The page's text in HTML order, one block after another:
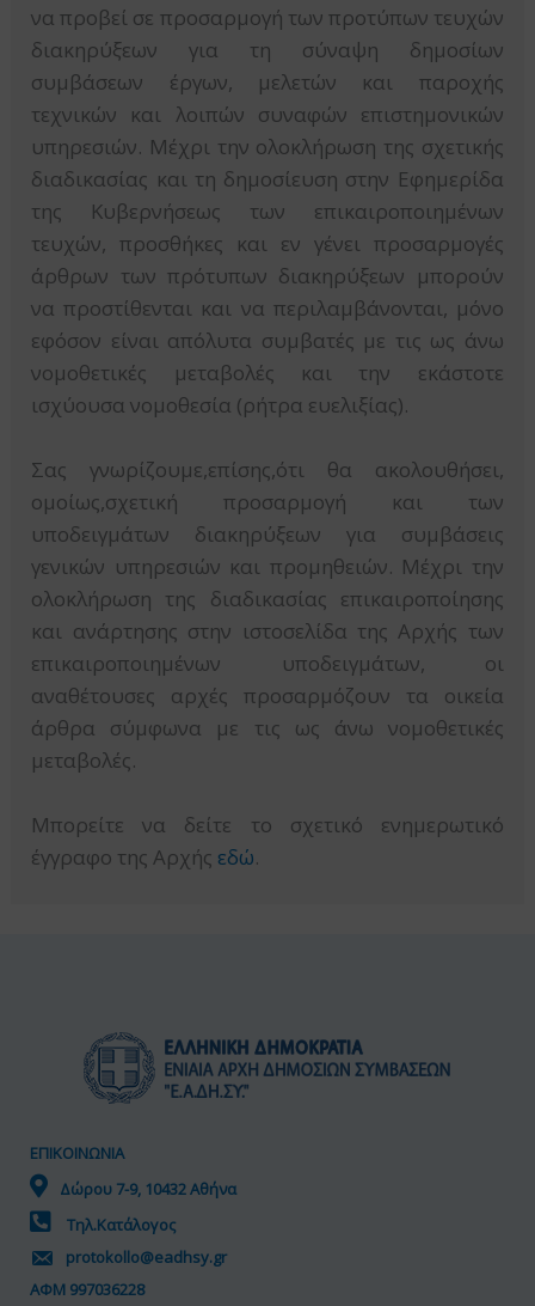
να προβεί σε προσαρμογή των προτύπων τευχών
διακηρύξεων για τη σύναψη δημοσίων
συμβάσεων έργων, μελετών και παροχής
τεχνικών και λοιπών συναφών επιστημονικών
υπηρεσιών. Μέχρι την ολοκλήρωση της σχετικής
διαδικασίας και τη δημοσίευση στην Εφημερίδα
της Κυβερνήσεως των επικαιροποιημένων
τευχών, προσθήκες και εν γένει προσαρμογές
άρθρων των πρότυπων διακηρύξεων μπορούν
να προστίθενται και να περιλαμβάνονται, μόνο
εφόσον είναι απόλυτα συμβατές με τις ως άνω
νομοθετικές μεταβολές και την εκάστοτε
ισχύουσα νομοθεσία (ρήτρα ευελιξίας).
Σας γνωρίζουμε,επίσης,ότι θα ακολουθήσει,
ομοίως,σχετική προσαρμογή και των
υποδειγμάτων διακηρύξεων για συμβάσεις
γενικών υπηρεσιών και προμηθειών. Μέχρι την
ολοκλήρωση της διαδικασίας επικαιροποίησης
και ανάρτησης στην ιστοσελίδα της Αρχής των
επικαιροποιημένων υποδειγμάτων, οι
αναθέτουσες αρχές προσαρμόζουν τα οικεία
άρθρα σύμφωνα με τις ως άνω νομοθετικές
μεταβολές.
Μπορείτε να δείτε το σχετικό ενημερωτικό
έγγραφο της Αρχής εδώ.
ΕΠΙΚΟΙΝΩΝΙΑ
Δώρου 7-9, 10432 Αθήνα
Τηλ.Κατάλογος
protokollo@eadhsy.gr
ΑΦΜ 997036228